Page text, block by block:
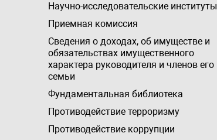
Научно-исследовательские институты
Приемная комиссия
Сведения о доходах, об имуществе и
обязательствах имущественного
характера руководителя и членов его
семьи
Фундаментальная библиотека
Противодействие терроризму
Противодействие коррупции